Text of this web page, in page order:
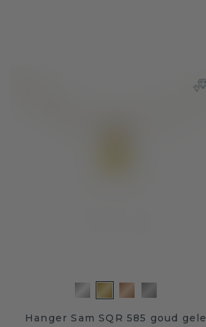
Hanger Sam SQR 585 goud gele